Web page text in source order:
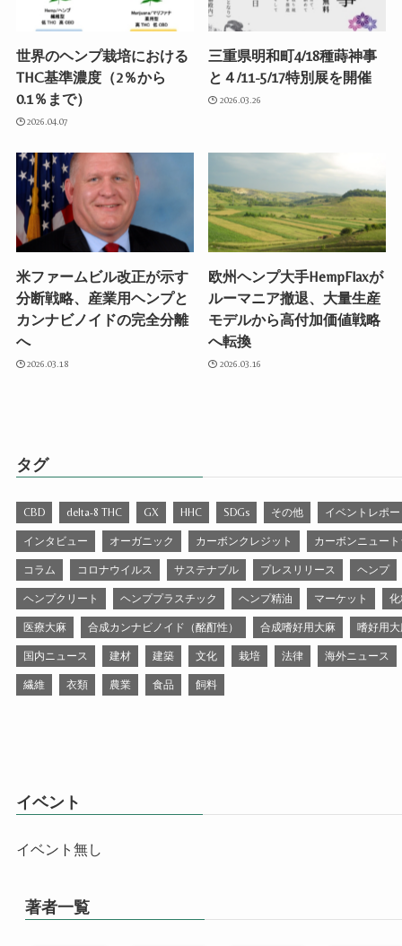
世界のヘンプ栽培における
THC基準濃度（2％から
0.1％まで）
2026.04.07
三重県明和町4/18種蒔神事
と４/11-5/17特別展を開催
2026.03.26
米ファームビル改正が示す
分断戦略、産業用ヘンプと
カンナビノイドの完全分離
へ
2026.03.18
欧州ヘンプ大手HempFlaxが
ルーマニア撤退、大量生産
モデルから高付加価値戦略
へ転換
2026.03.16
タグ
CBD delta-8 THC GX HHC SDGs その他 イベントレポ
インタビュー オーガニック カーボンクレジット カーボンニュー
コラム コロナウイルス サステナブル プレスリリース ヘンプ
ヘンプクリート ヘンププラスチック ヘンプ精油 マーケット
医療大麻 合成カンナビノイド（酩酊性） 合成嗜好用大麻 嗜好用
国内ニュース 建材 建築 文化 栽培 法律 海外ニュース
繊維 衣類 農業 食品 飼料
イベント
イベント無し
著者一覧